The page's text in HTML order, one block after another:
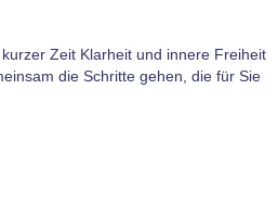
Zeit Klarheit und innere Freiheit
die Schritte gehen, die für Sie